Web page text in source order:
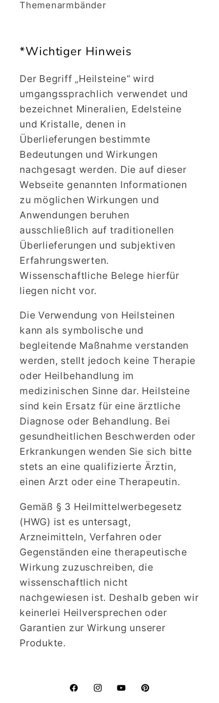
Themenarmbänder
*Wichtiger Hinweis
Der Begriff „Heilsteine“ wird
umgangssprachlich verwendet und
bezeichnet Mineralien, Edelsteine
und Kristalle, denen in
Überlieferungen bestimmte
Bedeutungen und Wirkungen
nachgesagt werden. Die auf dieser
Webseite genannten Informationen
zu möglichen Wirkungen und
Anwendungen beruhen
ausschließlich auf traditionellen
Überlieferungen und subjektiven
Erfahrungswerten.
Wissenschaftliche Belege hierfür
liegen nicht vor.
Die Verwendung von Heilsteinen
kann als symbolische und
begleitende Maßnahme verstanden
werden, stellt jedoch keine Therapie
oder Heilbehandlung im
medizinischen Sinne dar. Heilsteine
sind kein Ersatz für eine ärztliche
Diagnose oder Behandlung. Bei
gesundheitlichen Beschwerden oder
Erkrankungen wenden Sie sich bitte
stets an eine qualifizierte Ärztin,
einen Arzt oder eine Therapeutin.
Gemäß § 3 Heilmittelwerbegesetz
(HWG) ist es untersagt,
Arzneimitteln, Verfahren oder
Gegenständen eine therapeutische
Wirkung zuzuschreiben, die
wissenschaftlich nicht
nachgewiesen ist. Deshalb geben wir
keinerlei Heilversprechen oder
Garantien zur Wirkung unserer
Produkte.
FacebookInstagramYouTubePinterest